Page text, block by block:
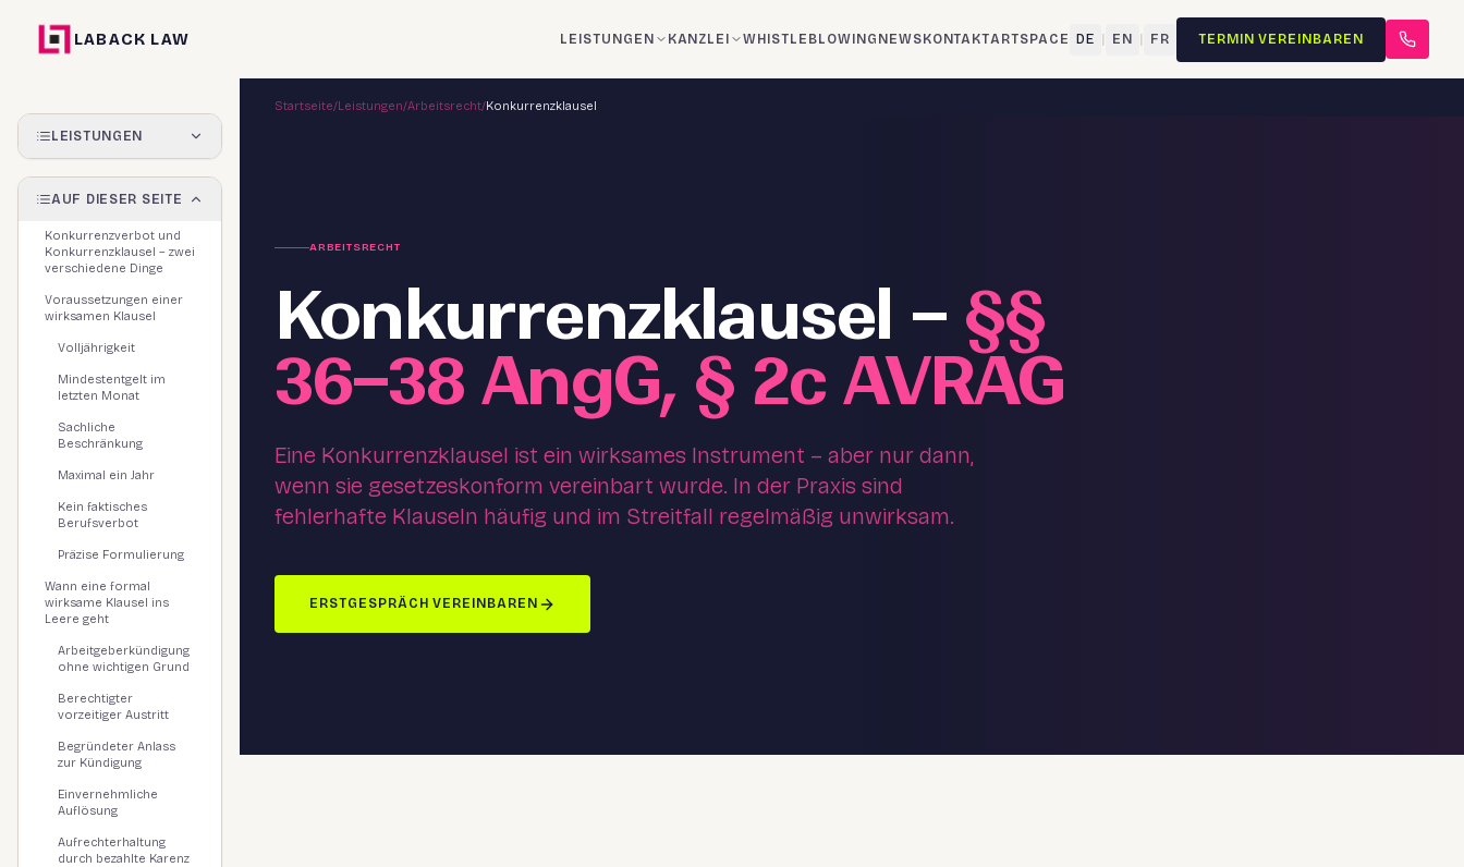
LABACK LAW LEISTUNGEN KANZLEI WHISTLEBLOWING NEWSKONTAKTARTSPACE DE | EN | FR TERMIN VEREINBAREN
LEISTUNGEN
AUF DIESER SEITE
Konkurrenzverbot und
Konkurrenzklausel – zwei
verschiedene Dinge
Voraussetzungen einer
wirksamen Klausel
Volljährigkeit
Mindestentgelt im
letzten Monat
Sachliche
Beschränkung
Maximal ein Jahr
Kein faktisches
Berufsverbot
Präzise Formulierung
Wann eine formal
wirksame Klausel ins
Leere geht
Arbeitgeberkündigung
ohne wichtigen Grund
Berechtigter
vorzeitiger Austritt
Begründeter Anlass
zur Kündigung
Einvernehmliche
Auflösung
Aufrechterhaltung
durch bezahlte Karenz
Startseite/Leistungen/Arbeitsrecht/Konkurrenzklausel
ARBEITSRECHT
Konkurrenzklausel – §§
36–38 AngG, § 2c AVRAG
Eine Konkurrenzklausel ist ein wirksames Instrument – aber nur dann,
wenn sie gesetzeskonform vereinbart wurde. In der Praxis sind
fehlerhafte Klauseln häufig und im Streitfall regelmäßig unwirksam.
ERSTGESPRÄCH VEREINBAREN